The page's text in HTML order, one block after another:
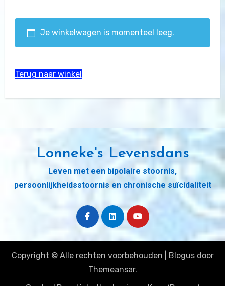
Je winkelwagen is momenteel leeg.
Terug naar winkel
Lonneke's Levensdans
Leven met een bipolaire stoornis,
persoonlijkheidsstoornis en chronische suïcidaliteit
Copyright © Alle rechten voorbehouden Blogusdoor
Themeansar.